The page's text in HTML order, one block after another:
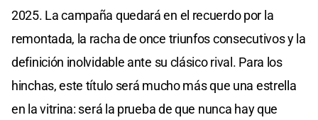
2025. La campaña quedará en el recuerdo por la
remontada, la racha de once triunfos consecutivos y la
definición inolvidable ante su clásico rival. Para los
hinchas, este título será mucho más que una estrella
en la vitrina: será la prueba de que nunca hay que